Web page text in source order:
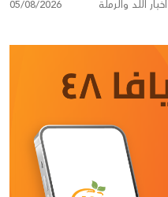
"أنا مريض نفسيًا"
أخبار اللد والرملة 05/08/2026